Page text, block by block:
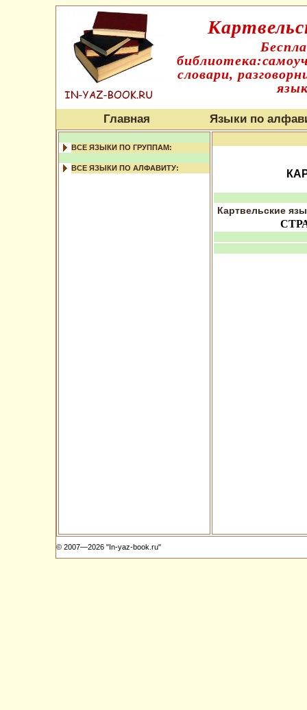
словари,
Главная Языки по
ВСЕ ЯЗЫКИ ПО ГРУППАМ:
ВСЕ ЯЗЫКИ ПО АЛФАВИТУ:
Картвельские
© 2007—2026 "In-yaz-book.ru"